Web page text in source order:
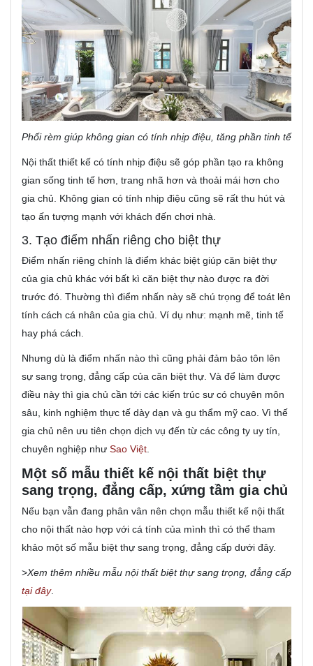
Phối rèm giúp không gian có tính nhịp điệu, tăng phần tinh tế
Nội thất thiết kế có tính nhịp điệu sẽ góp phần tạo ra không
gian sống tinh tế hơn, trang nhã hơn và thoải mái hơn cho
gia chủ. Không gian có tính nhịp điệu cũng sẽ rất thu hút và
tạo ấn tượng mạnh với khách đến chơi nhà.
3. Tạo điểm nhấn riêng cho biệt thự
Điểm nhấn riêng chính là điểm khác biệt giúp căn biệt thự
của gia chủ khác với bất kì căn biệt thự nào được ra đời
trước đó. Thường thì điểm nhấn này sẽ chú trọng để toát lên
tính cách cá nhân của gia chủ. Ví dụ như: mạnh mẽ, tinh tế
hay phá cách.
Nhưng dù là điểm nhấn nào thì cũng phải đảm bảo tôn lên
sự sang trọng, đẳng cấp của căn biệt thự. Và để làm được
điều này thì gia chủ cần tới các kiến trúc sư có chuyên môn
sâu, kinh nghiệm thực tế dày dạn và gu thẩm mỹ cao. Vì thế
gia chủ nên ưu tiên chọn dịch vụ đến từ các công ty uy tín,
chuyên nghiệp như Sao Việt.
Một số mẫu thiết kế nội thất biệt thự
sang trọng, đẳng cấp, xứng tầm gia chủ
Nếu bạn vẫn đang phân vân nên chọn mẫu thiết kế nội thất
cho nội thất nào hợp với cá tính của mình thì có thể tham
khảo một số mẫu biệt thự sang trọng, đẳng cấp dưới đây.
>Xem thêm nhiều mẫu nội thất biệt thự sang trọng, đẳng cấp
tại đây.